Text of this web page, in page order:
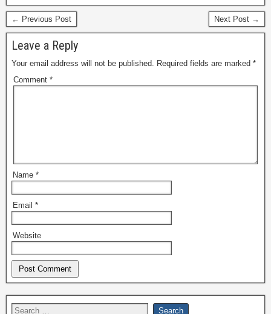
← Previous Post Next Post →
Leave a Reply
Your email address will not be published. Required fields are marked *
Comment *
Name *
Email *
Website